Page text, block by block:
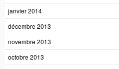
janvier 2014
décembre 2013
novembre 2013
octobre 2013